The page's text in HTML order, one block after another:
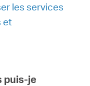
les services
et
puis-je